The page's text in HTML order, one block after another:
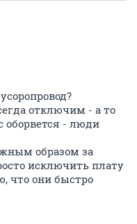
отключим - а то
оборвется - люди
образом за
исключить плату
что они быстро